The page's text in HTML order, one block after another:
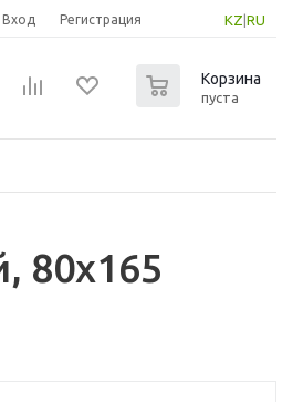
KZ RU
Вход Регистрация
Корзина
пуста
80x165